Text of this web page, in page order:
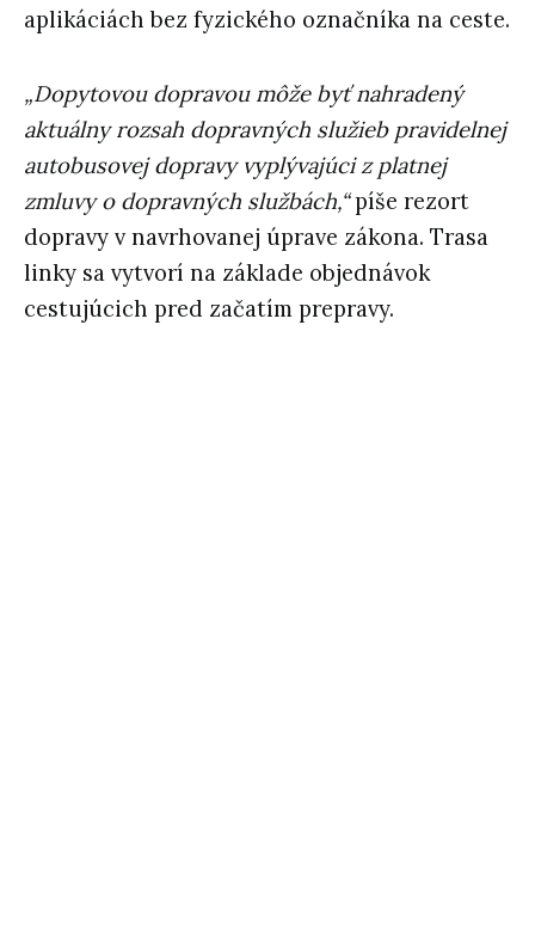
aplikáciách bez fyzického označníka na ceste.
„Dopytovou dopravou môže byť nahradený
aktuálny rozsah dopravných služieb pravidelnej
autobusovej dopravy vyplývajúci z platnej
zmluvy o dopravných službách,“píše rezort
dopravy v navrhovanej úprave zákona. Trasa
linky sa vytvorí na základe objednávok
cestujúcich pred začatím prepravy.